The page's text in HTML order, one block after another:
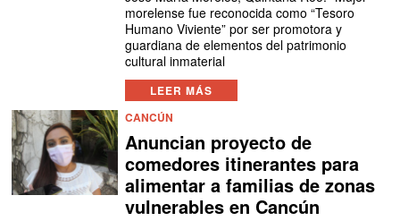
morelense fue reconocida como “Tesoro
Humano Viviente” por ser promotora y
guardiana de elementos del patrimonio
cultural inmaterial
LEER MÁS
CANCÚN
Anuncian proyecto de
comedores itinerantes para
alimentar a familias de zonas
vulnerables en Cancún